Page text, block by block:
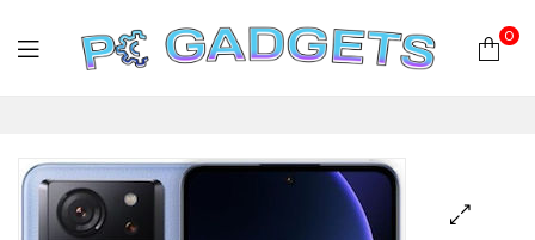
Gadgets
Plus
0